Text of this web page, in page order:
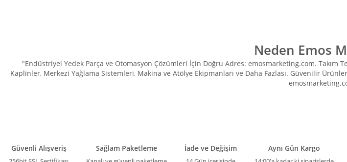
Neden Emos
"Endüstriyel Yedek Parça ve Otomasyon Çözümleri İçin Doğru Adres: emosmarketing.com. Takım
Kaplinler, Merkezi Yağlama Sistemleri, Makina ve Atölye Ekipmanları ve Daha Fazlası. Güvenilir
Güvenli Alışveriş Sağlam Paketleme İade ve Değişim Aynı Gün Kargo